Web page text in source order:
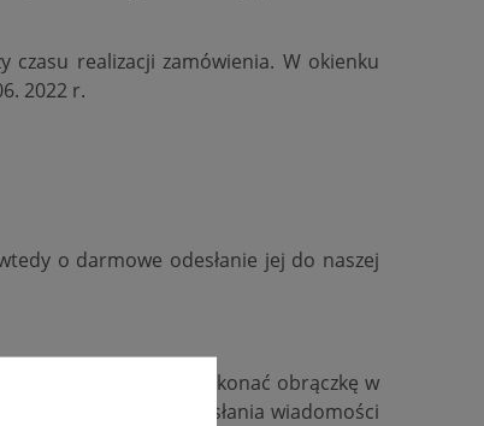
czasu realizacji zamówienia. W okienku
2022 r.
o darmowe odesłanie jej do naszej
kolor złota, wykonać obrączkę w
zachęcamy do przesłania wiadomości